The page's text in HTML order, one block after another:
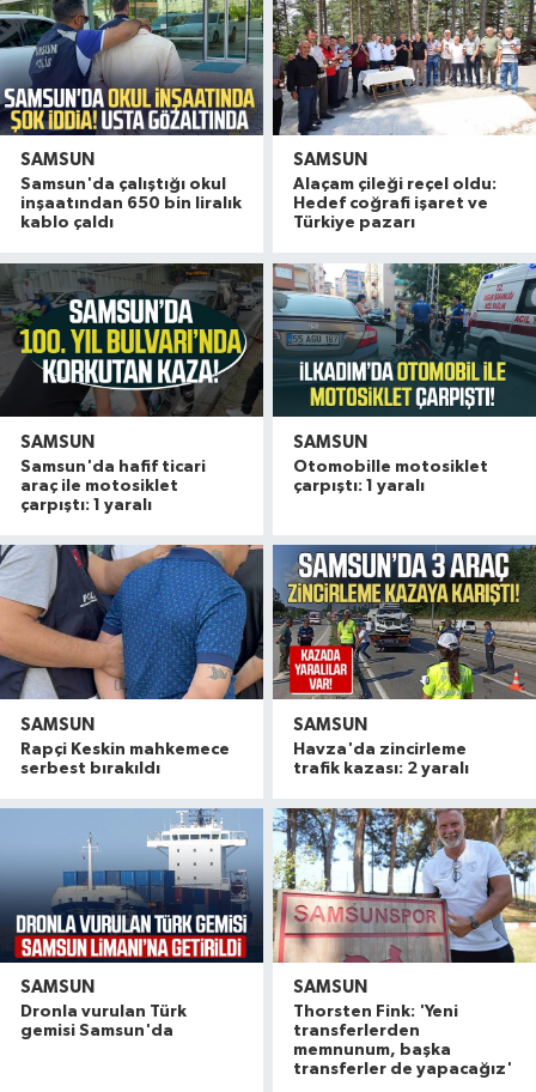
SAMSUN
Samsun'da çalıştığı okul
inşaatından 650 bin liralık
kablo çaldı
SAMSUN
Alaçam çileği reçel oldu:
Hedef coğrafi işaret ve
Türkiye pazarı
SAMSUN
Samsun'da hafif ticari
araç ile motosiklet
çarpıştı: 1 yaralı
SAMSUN
Otomobille motosiklet
çarpıştı: 1 yaralı
SAMSUN
Rapçi Keskin mahkemece
serbest bırakıldı
SAMSUN
Havza'da zincirleme
trafik kazası: 2 yaralı
SAMSUN
Dronla vurulan Türk
gemisi Samsun'da
SAMSUN
Thorsten Fink: 'Yeni
transferlerden
memnunum, başka
transferler de yapacağız'
10:57 |Balık ölümlerine sebep olan tesise 839 bin TL
Samsunspor taraftarından Yusuf ve Berat'a
Samsun'da çalıştığı okul inşaatından 650 bin